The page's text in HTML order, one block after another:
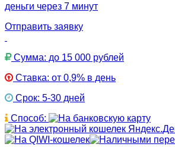
деньги через 7 минут
Отправить заявку
Сумма: до 15 000 рублей
Ставка: от 0,9% в день
Срок: 5-30 дней
Способ: